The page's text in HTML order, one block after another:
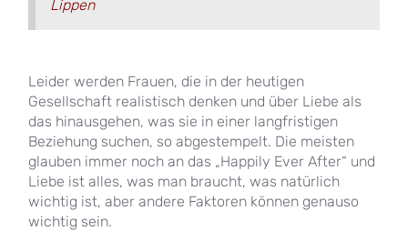
Lippen
Leider werden Frauen, die in der heutigen
Gesellschaft realistisch denken und über Liebe als
das hinausgehen, was sie in einer langfristigen
Beziehung suchen, so abgestempelt. Die meisten
glauben immer noch an das „Happily Ever After“ und
Liebe ist alles, was man braucht, was natürlich
wichtig ist, aber andere Faktoren können genauso
wichtig sein.